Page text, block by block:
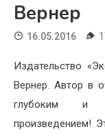
Жизнь
Хобби
Красота
Недвижимость
Вернер
16.05.2016
Издательство
Вернер. Автор в
глубоким и
произведением!